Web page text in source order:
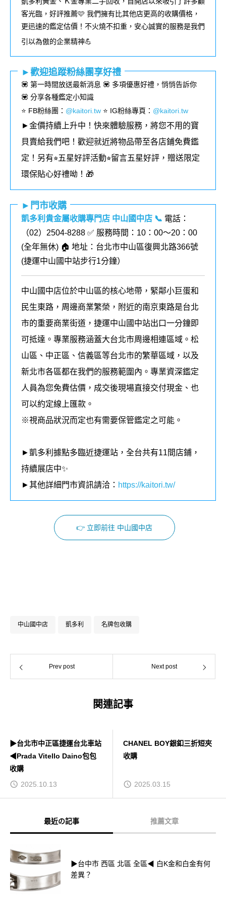
客光臨，好評推薦🩷 我們擁有比其他店更高的收購價格，
更迅速的鑑定估價！不火燒不扣重，安心誠實的服務是我們
引以為傲的企業精神💪
►歡迎追蹤粉絲團享好禮
💟 第一時間放送最新消息 💟 多項優惠好禮，悄悄告訴你
💟 分享各種鑑定小知識
⭐️ FB粉絲團 ： @kaitori.tw ⭐️ IG粉絲專頁 ： @kaitori.tw
►金價持續上升中！快來體驗服務，將您不用的寶
貝賣給我們吧！歡迎就近將物品帶至各店鋪免費鑑
定！ 另有⭐︎五星好評活動⭐︎留言五星好評，贈送限定
環保貼心好禮呦！🎁
►門市收購
凱多利貴金屬收購專門店 中山國中店 📞 電話：
（02）2504-8288 ✅ 服務時間：10：00～20：00
(全年無休) 🏠 地址：台北市中山區復興北路366號
(捷運中山國中站步行1分鐘）
中山國中店位於中山區的核心地帶，緊鄰小巨蛋和
民生東路，周邊商業繁榮，附近的南京東路是台北
市的重要商業街道，捷運中山國中站出口一分鐘即
可抵達。專業服務涵蓋大台北市周邊相連區域。松
山區、中正區、信義區等台北市的繁華區域，以及
新北市各區都在我們的服務範圍內 。 專業資深鑑定
人員為您免費估價，成交後現場直接交付現金、也
可以約定線上匯款。
※視商品狀況而定也有需要保管鑑定之可能。
►凱多利據點多臨近捷運站，全台共有11間店鋪，
持續展店中✨
►其他詳細門市資訊請洽： https://kaitori.tw/
👉 立即前往 中山國中店
中山國中店 凱多利 名牌包收購
Prev post Next post
関連記事
▶台北市中正區捷運台北車站
◀Prada Vitello Daino包包
收購
2025.10.13
CHANEL BOY銀釦三折短夾
收購
2025.03.15
最近の記事 推薦文章
▶台中市 西區 北區 全區◀ 白K金和白金有何
差異？